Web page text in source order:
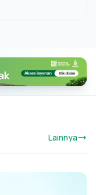
Lainnya